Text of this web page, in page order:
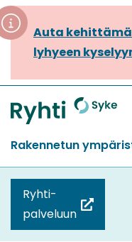
Siirry
sisältöön
Auta
lyhyeen
Etusivu
Rakennetun
Ryhti-
palveluun
(siirryt
toiseen